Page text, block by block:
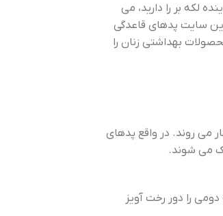
لکه بر را دارید، می
سایت پدهای قاعدگی
بهداشتی زنان را
می روند. در واقع پدهای
می شوند.
و دکمه دومی را دور رخت آویز